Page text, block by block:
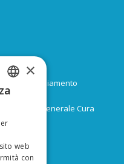
di co-finanziamento
Direzione Generale Cura
ITALIAN
×
web
con